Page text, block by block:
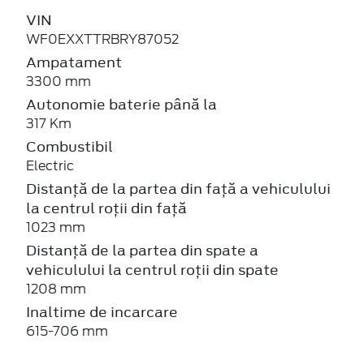
VIN
WF0EXXTTRBRY87052
Ampatament
3300 mm
Autonomie baterie până la
317 Km
Combustibil
Electric
Distanță de la partea din față a vehiculului
la centrul roții din față
1023 mm
Distanță de la partea din spate a
vehiculului la centrul roții din spate
1208 mm
Inaltime de incarcare
615-706 mm